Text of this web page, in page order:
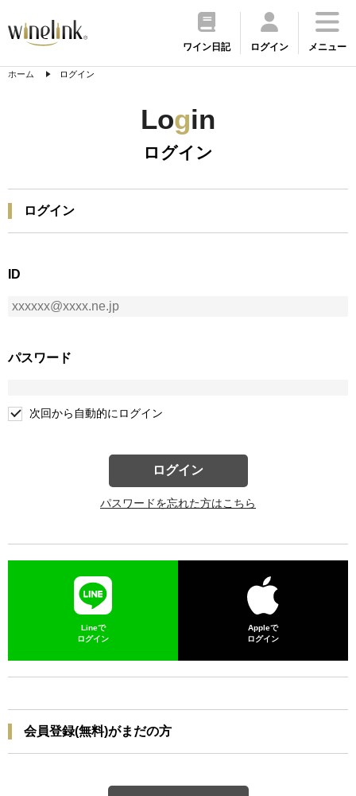
ワイン日記 ログイン メニュー
ホーム ログイン
Login
ログイン
ログイン
ID
パスワード
次回から自動的にログイン
ログイン
パスワードを忘れた方はこちら
Lineで
ログイン
Appleで
ログイン
会員登録(無料)がまだの方